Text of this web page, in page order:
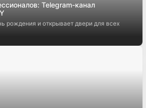
Telegram-канал
рождения и открывает двери для всех